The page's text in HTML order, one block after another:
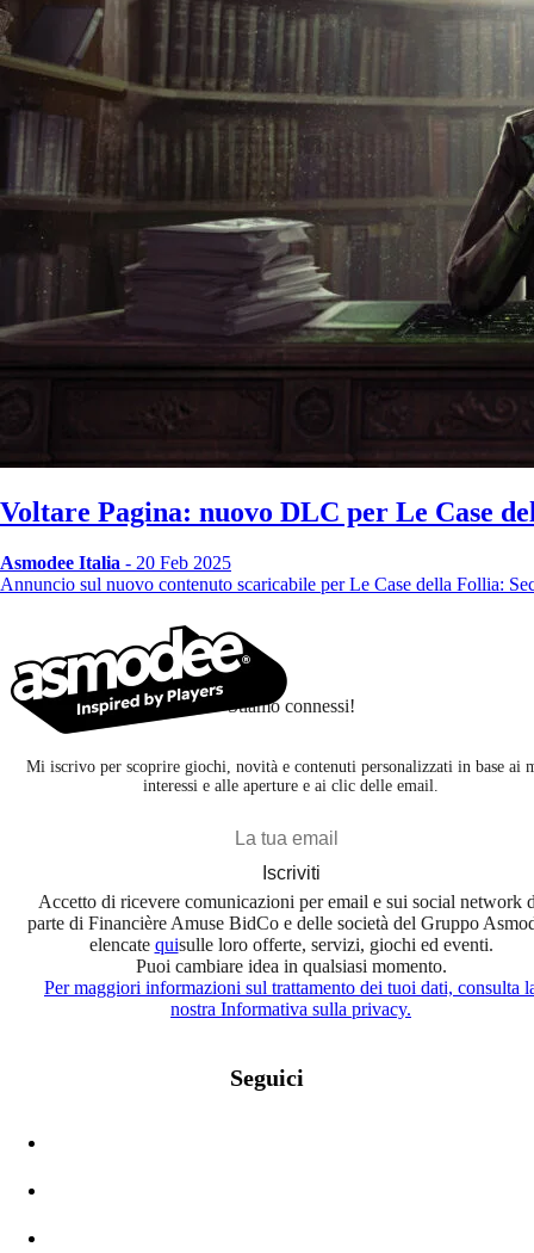
Voltare Pagina: nuovo DLC per Le Case
Asmodee Italia - 20 Feb 2025
Annuncio sul nuovo contenuto scaricabile per Le Case della Follia:
Stiamo connessi!
Mi iscrivo per scoprire giochi, novità e contenuti personalizzati in base ai
interessi e alle aperture e ai clic delle email.
Iscriviti
Accetto di ricevere comunicazioni per email e sui social network
parte di Financière Amuse BidCo e delle società del Gruppo
elencate quisulle loro offerte, servizi, giochi ed eventi.
Puoi cambiare idea in qualsiasi momento.
Per maggiori informazioni sul trattamento dei tuoi dati, consulta
nostra Informativa sulla privacy.
Seguici